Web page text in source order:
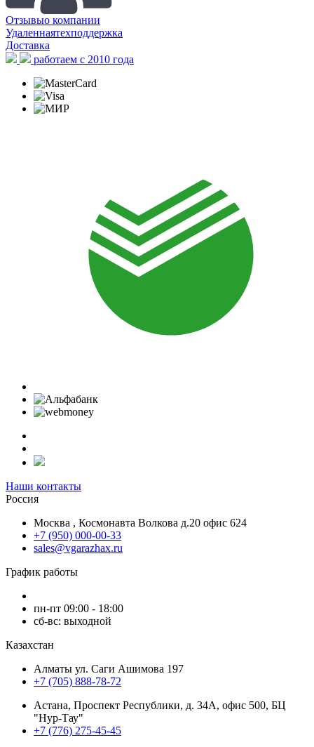
Отзывыо компании
Удаленнаятехподдержка
Доставка
работаем с 2010 года
Наши контакты
Россия
Москва , Космонавта Волкова д.20 офис 624
+7 (950) 000-00-33
sales@vgarazhax.ru
График работы
пн-пт 09:00 - 18:00
сб-вс: выходной
Казахстан
Алматы ул. Саги Ашимова 197
+7 (705) 888-78-72
Астана, Проспект Республики, д. 34А​, офис 500, БЦ
"Нур-Тау"
+7 (776) 275-45-45